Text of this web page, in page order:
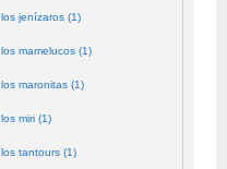
los jenízaros (1)
los mamelucos (1)
los maronitas (1)
los miri (1)
los tantours (1)